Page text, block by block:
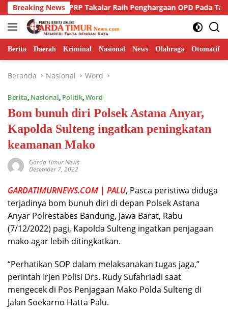
Langsung
ke
konten
Breaking News
PUPRP Takalar Raih Penghargaan OPD Pada Takalar Award
Berita Daerah Kriminal Nasional News Olahraga Otomatif
Beranda Nasional Word
Berita, Nasional, Politik,Word
Bom bunuh diri Polsek Astana Anyar,
Kapolda Sulteng ingatkan peningkatan
keamanan Mako
Garda Timur News
Desember 7, 2022
GARDATIMURNEWS.COM | PALU, Pasca peristiwa diduga
terjadinya bom bunuh diri di depan Polsek Astana
Anyar Polrestabes Bandung, Jawa Barat, Rabu
(7/12/2022) pagi, Kapolda Sulteng ingatkan penjagaan
mako agar lebih ditingkatkan.
“Perhatikan SOP dalam melaksanakan tugas jaga,”
perintah Irjen Polisi Drs. Rudy Sufahriadi saat
mengecek di Pos Penjagaan Mako Polda Sulteng di
Jalan Soekarno Hatta Palu.